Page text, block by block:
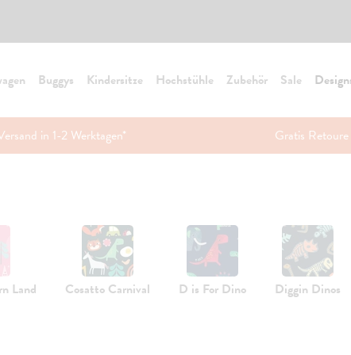
Buggys Kindersitze Hochstühle Zubehör Sale
in 1-2 Werktagen* Gratis Retoure
Land Cosatto Carnival D is For Dino Diggin Dinos